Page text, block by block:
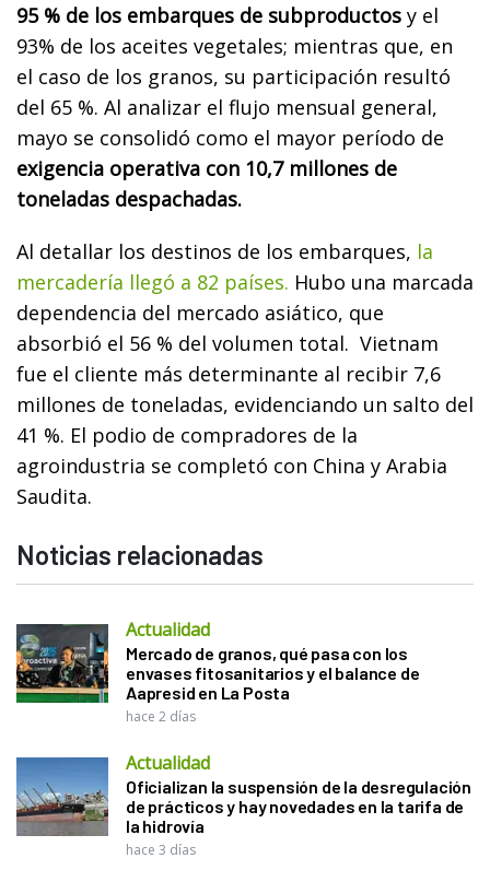
95 % de los embarques de subproductos y el
93% de los aceites vegetales; mientras que, en
el caso de los granos, su participación resultó
del 65 %. Al analizar el flujo mensual general,
mayo se consolidó como el mayor período de
exigencia operativa con 10,7 millones de
toneladas despachadas.
Al detallar los destinos de los embarques, la
mercadería llegó a 82 países. Hubo una marcada
dependencia del mercado asiático, que
absorbió el 56 % del volumen total. Vietnam
fue el cliente más determinante al recibir 7,6
millones de toneladas, evidenciando un salto del
41 %. El podio de compradores de la
agroindustria se completó con China y Arabia
Saudita.
Noticias relacionadas
Actualidad
Mercado de granos, qué pasa con los
envases fitosanitarios y el balance de
Aapresid en La Posta
hace 2 días
Actualidad
Oficializan la suspensión de la desregulación
de prácticos y hay novedades en la tarifa de
la hidrovía
hace 3 días